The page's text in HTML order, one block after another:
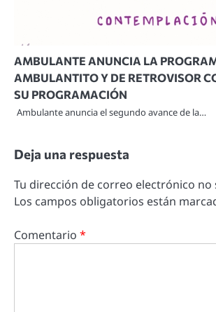
AMBULANTE ANUNCIA LA
AMBULANTITO Y DE RETROVISOR
SU PROGRAMACIÓN
Ambulante anuncia el segundo avance de la…
Deja una respuesta
Tu dirección de correo electrónico no
Los campos obligatorios están
Comentario *